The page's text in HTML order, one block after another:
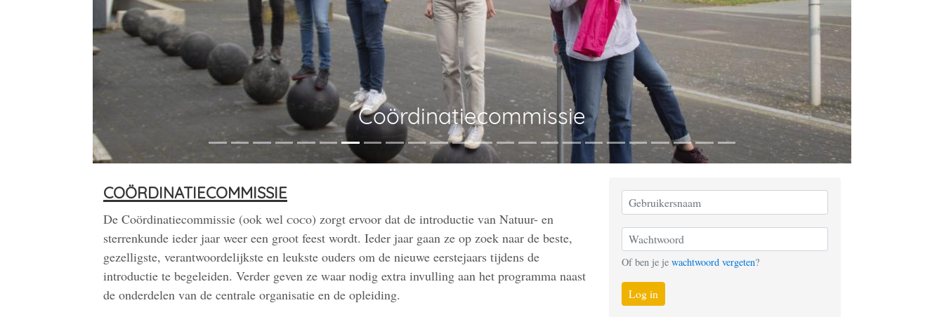
Coördinatiecommissie
coördinatiecommissie
De Coördinatiecommissie (ook wel coco) zorgt ervoor dat de introductie van Natuur- en
sterrenkunde ieder jaar weer een groot feest wordt. Ieder jaar gaan ze op zoek naar de beste,
gezelligste, verantwoordelijkste en leukste ouders om de nieuwe eerstejaars tijdens de
introductie te begeleiden. Verder geven ze waar nodig extra invulling aan het programma naast
de onderdelen van de centrale organisatie en de opleiding.
Of ben je je wachtwoord vergeten?
Log in